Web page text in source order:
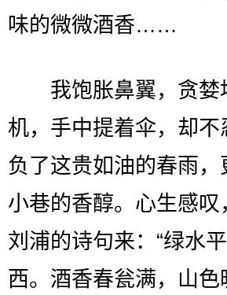
味的微微酒香……
我饱胀鼻翼，贪婪
机，手中提着伞，却
负了这贵如油的春雨
小巷的香醇。心生感
刘浦的诗句来：“绿水
西。酒香春瓮满，山色